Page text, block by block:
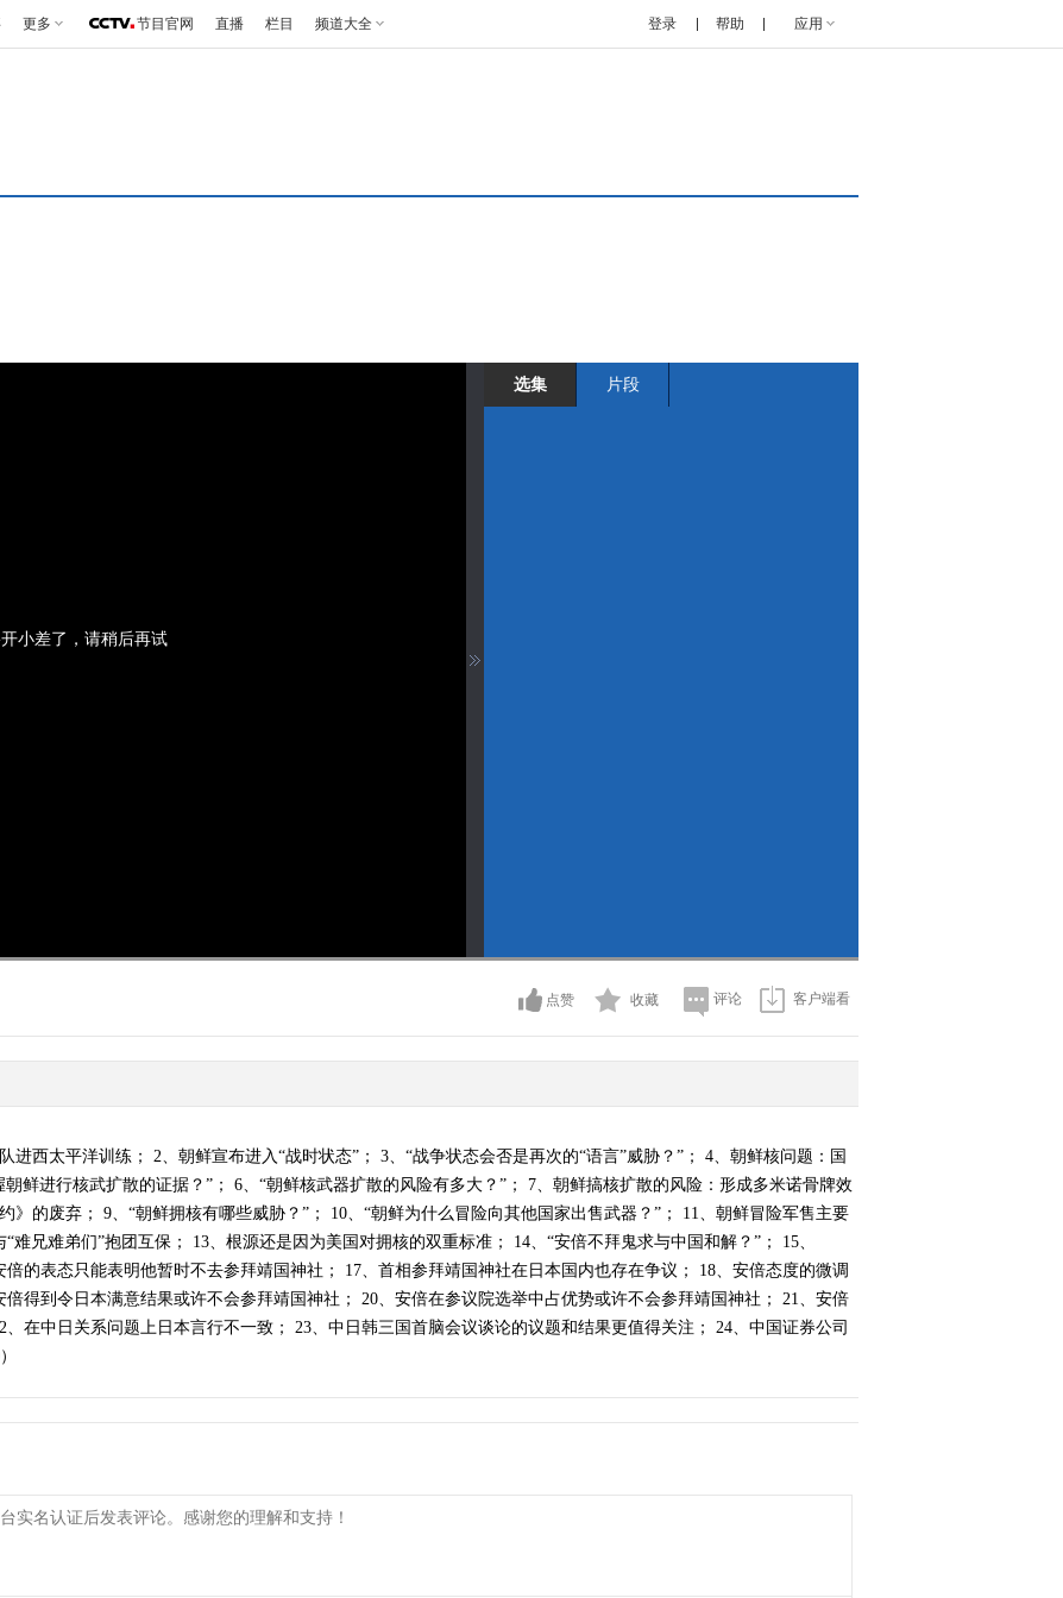
更多 节目官网 直播 栏目 频道大全 帮助 应用
登录
小差了，请稍后再试
选集 片段
点赞 收藏 评论 客户端看
西太平洋训练； 2、朝鲜宣布进入“战时状态”； 3、“战争状态会否是再次的“语言”威胁？”； 4、朝鲜核问题：国
鲜进行核武扩散的证据？”； 6、“朝鲜核武器扩散的风险有多大？”； 7、朝鲜搞核扩散的风险：形成多米诺骨牌效
》的废弃； 9、“朝鲜拥核有哪些威胁？”； 10、“朝鲜为什么冒险向其他国家出售武器？”； 11、朝鲜冒险军售主要
兄难弟们”抱团互保； 13、根源还是因为美国对拥核的双重标准； 14、“安倍不拜鬼求与中国和解？”； 15、
倍的表态只能表明他暂时不去参拜靖国神社； 17、首相参拜靖国神社在日本国内也存在争议； 18、安倍态度的微调
得到令日本满意结果或许不会参拜靖国神社； 20、安倍在参议院选举中占优势或许不会参拜靖国神社； 21、安倍
在中日关系问题上日本言行不一致； 23、中日韩三国首脑会议谈论的议题和结果更值得关注； 24、中国证券公司